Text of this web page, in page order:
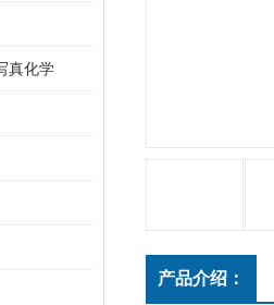
真化学
产品介绍：